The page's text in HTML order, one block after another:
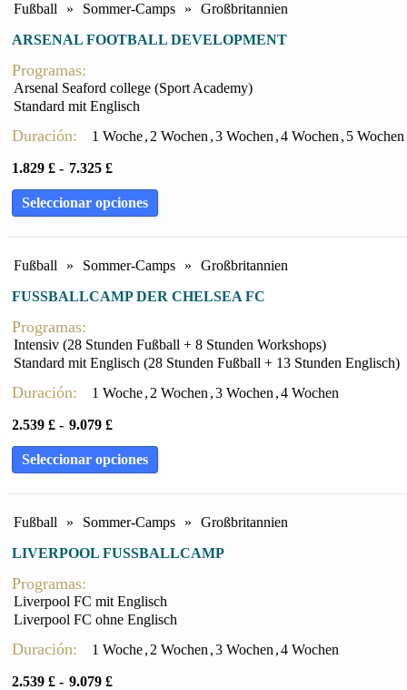
Fußball » Sommer-Camps »
Großbritannien
ARSENAL FOOTBALL DEVELOPMENT
Programas:
Arsenal Seaford college (Sport Academy)
Standard mit Englisch
Duración: 1 Woche , 2 Wochen ,3 Wochen ,4 Wochen , 5 Wochen
1.829 £ - 7.325 £
Seleccionar opciones
Fußball » Sommer-Camps »
Großbritannien
FUSSBALLCAMP DER CHELSEA FC
Programas:
Intensiv (28 Stunden Fußball + 8 Stunden Workshops)
Standard mit Englisch (28 Stunden Fußball + 13 Stunden Englisch)
Duración: 1 Woche , 2 Wochen ,3 Wochen ,4 Wochen
2.539 £ - 9.079 £
Seleccionar opciones
Fußball » Sommer-Camps »
Großbritannien
LIVERPOOL FUSSBALLCAMP
Programas:
Liverpool FC mit Englisch
Liverpool FC ohne Englisch
Duración: 1 Woche , 2 Wochen ,3 Wochen ,4 Wochen
2.539 £ - 9.079 £